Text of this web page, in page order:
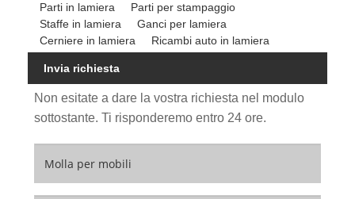
Parti in lamiera
Parti per stampaggio
Staffe in lamiera
Ganci per lamiera
Cerniere in lamiera
Ricambi auto in lamiera
Invia richiesta
Non esitate a dare la vostra richiesta nel modulo
sottostante. Ti risponderemo entro 24 ore.